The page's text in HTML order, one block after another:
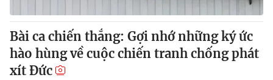
Thị trường
Góc doanh nghiệp
Truyền hình
Phim VTV
Giải trí
Bài ca chiến thắng: Gợi nhớ những ký ức
hào hùng về cuộc chiến tranh chống phát
xít Đức